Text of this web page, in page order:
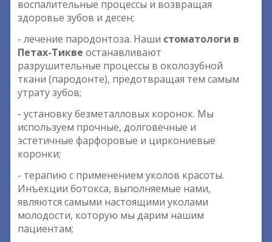
воспалительные процессы и возвращая
здоровье зубов и десен;
- лечение пародонтоза. Наши стоматологи в
Петах-Тикве останавливают
разрушительные процессы в околозубной
ткани (пародонте), предотвращая тем самым
утрату зубов;
- установку безметалловых коронок. Мы
используем прочные, долговечные и
эстетичные фарфоровые и циркониевые
коронки;
- терапию с применением уколов красоты.
Инъекции ботокса, выполняемые нами,
являются самыми настоящими уколами
молодости, которую мы дарим нашим
пациентам;